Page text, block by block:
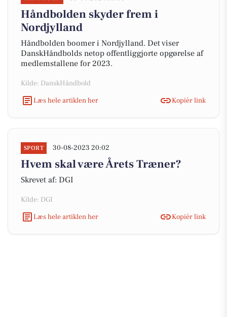
Håndbolden skyder frem i
Nordjylland
Håndbolden boomer i Nordjylland. Det viser
DanskHåndbolds netop offentliggjorte opgørelse af
medlemstallene for 2023.
Kilde: DanskHåndbold
Læs hele artiklen her
Kopiér link
SPORT 30-08-2023 20:02
Hvem skal være Årets Træner?
Skrevet af: DGI
Kilde: DGI
Læs hele artiklen her
Kopiér link